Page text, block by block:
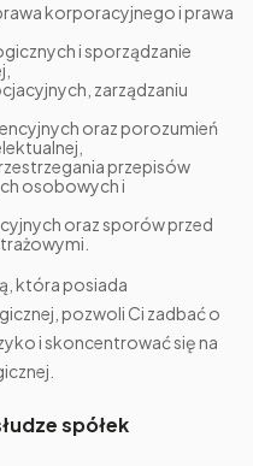
korporacyjnego i prawa
i sporządzanie
zarządzaniu
oraz porozumień
przepisów
osobowych i
oraz sporów przed
która posiada
pozwoli Ci zadbać o
i skoncentrować się na
spółek